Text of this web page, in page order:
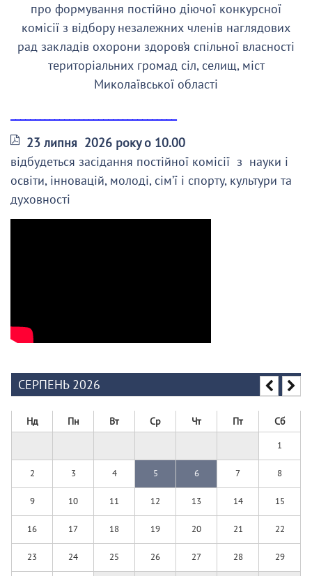
про формування постійно діючої конкурсної
комісії з відбору незалежних членів наглядових
рад закладів охорони здоров’я спільної власності
територіальних громад сіл, селищ, міст
Миколаївської області
23 липня 2026 року о 10.00
відбудеться засідання постійної комісії з науки і
освіти, інновацій, молоді, сім’ї і спорту, культури та
духовності
СЕРПЕНЬ 2026
Нд Пн Вт Ср Чт Пт Сб
1
2 3 4 5 6 7 8
9 10 11 12 13 14 15
16 17 18 19 20 21 22
23 24 25 26 27 28 29